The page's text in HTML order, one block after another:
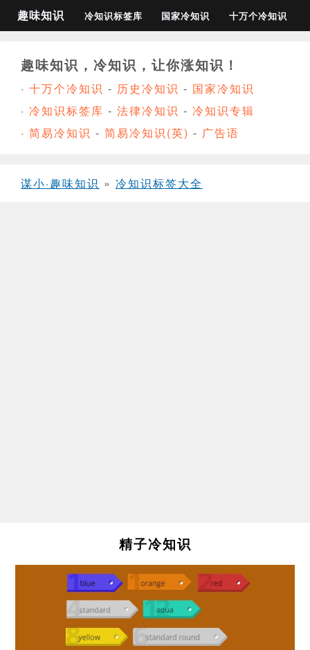
趣味知识 冷知识标签库 国家冷知识 十万个冷知识
趣味知识，冷知识，让你涨知识！
· 十万个冷知识 - 历史冷知识 - 国家冷知识
· 冷知识标签库 - 法律冷知识 - 冷知识专辑
· 简易冷知识 - 简易冷知识(英) - 广告语
谋小·趣味知识 » 冷知识标签大全
精子冷知识